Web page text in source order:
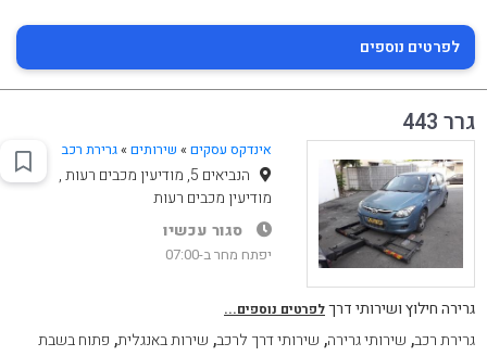
לפרטים נוספים
גרר 443
אינדקס עסקים » שירותים»גרירת רכב
הנביאים 5, מודיעין מכבים רעות ,
מודיעין מכבים רעות
סגור עכשיו
יפתח מחר ב-07:00
גרירה חילוץ ושירותי דרךלפרטים נוספים...
גרירת רכב, שירותי גרירה, שירותי דרך לרכב, שירות באנגלית, פתוח בשבת